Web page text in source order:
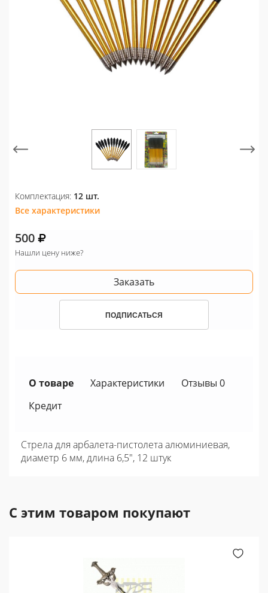
Комплектация: 12 шт.
Все характеристики
500
Нашли цену ниже?
Заказать
ПОДПИСАТЬСЯ
О товаре Характеристики
Отзывы 0
Кредит
Стрела для арбалета-пистолета алюминиевая,
диаметр 6 мм, длина 6,5", 12 штук
С этим товаром покупают